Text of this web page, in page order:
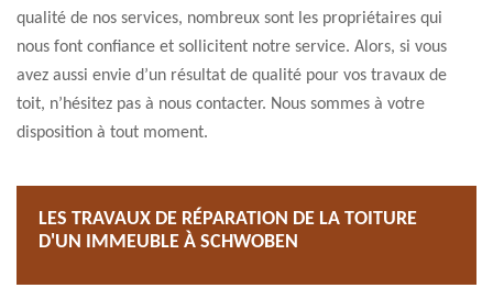
qualité de nos services, nombreux sont les propriétaires qui
nous font confiance et sollicitent notre service. Alors, si vous
avez aussi envie d’un résultat de qualité pour vos travaux de
toit, n’hésitez pas à nous contacter. Nous sommes à votre
disposition à tout moment.
LES TRAVAUX DE RÉPARATION DE LA TOITURE
D'UN IMMEUBLE À SCHWOBEN